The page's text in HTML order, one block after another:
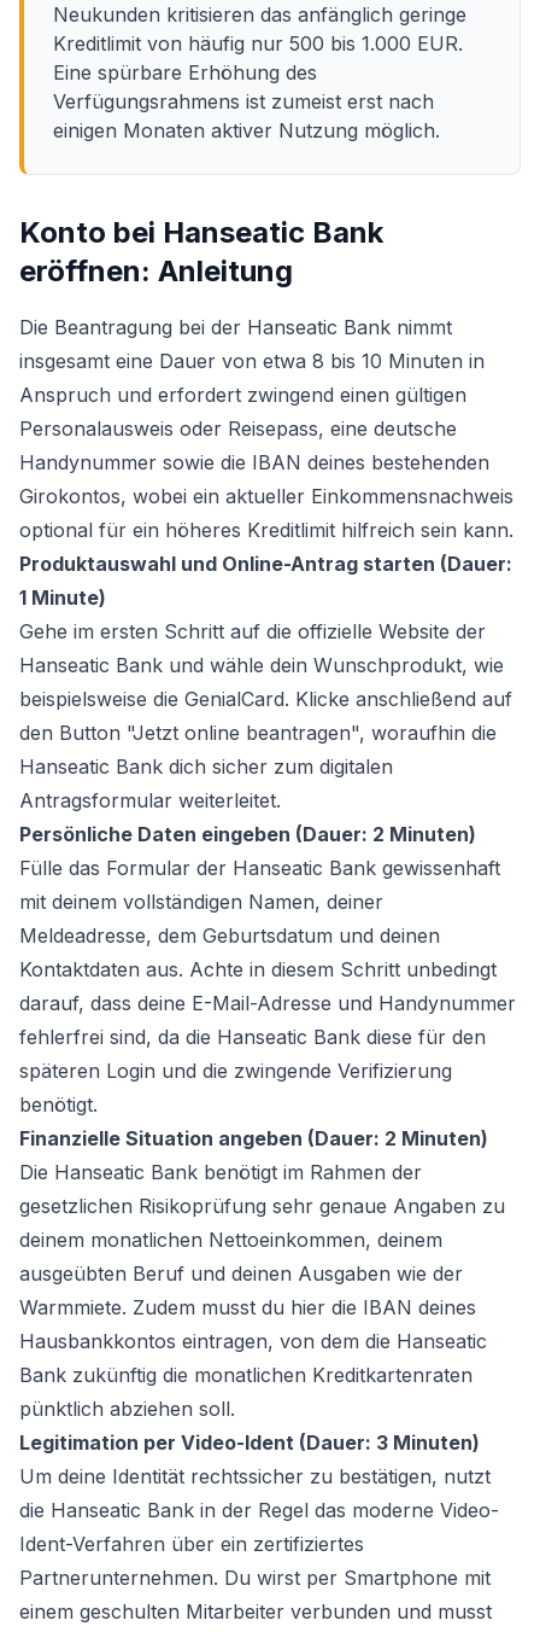
Neukunden kritisieren das anfänglich geringe
Kreditlimit von häufig nur 500 bis 1.000 EUR.
Eine spürbare Erhöhung des
Verfügungsrahmens ist zumeist erst nach
einigen Monaten aktiver Nutzung möglich.
Konto bei Hanseatic Bank
eröffnen: Anleitung
Die Beantragung bei der Hanseatic Bank nimmt
insgesamt eine Dauer von etwa 8 bis 10 Minuten in
Anspruch und erfordert zwingend einen gültigen
Personalausweis oder Reisepass, eine deutsche
Handynummer sowie die IBAN deines bestehenden
Girokontos, wobei ein aktueller Einkommensnachweis
optional für ein höheres Kreditlimit hilfreich sein kann.
Produktauswahl und Online-Antrag starten (Dauer:
1 Minute)
Gehe im ersten Schritt auf die offizielle Website der
Hanseatic Bank und wähle dein Wunschprodukt, wie
beispielsweise die GenialCard. Klicke anschließend auf
den Button "Jetzt online beantragen", woraufhin die
Hanseatic Bank dich sicher zum digitalen
Antragsformular weiterleitet.
Persönliche Daten eingeben (Dauer: 2 Minuten)
Fülle das Formular der Hanseatic Bank gewissenhaft
mit deinem vollständigen Namen, deiner
Meldeadresse, dem Geburtsdatum und deinen
Kontaktdaten aus. Achte in diesem Schritt unbedingt
darauf, dass deine E-Mail-Adresse und Handynummer
fehlerfrei sind, da die Hanseatic Bank diese für den
späteren Login und die zwingende Verifizierung
benötigt.
Finanzielle Situation angeben (Dauer: 2 Minuten)
Die Hanseatic Bank benötigt im Rahmen der
gesetzlichen Risikoprüfung sehr genaue Angaben zu
deinem monatlichen Nettoeinkommen, deinem
ausgeübten Beruf und deinen Ausgaben wie der
Warmmiete. Zudem musst du hier die IBAN deines
Hausbankkontos eintragen, von dem die Hanseatic
Bank zukünftig die monatlichen Kreditkartenraten
pünktlich abziehen soll.
Legitimation per Video-Ident (Dauer: 3 Minuten)
Um deine Identität rechtssicher zu bestätigen, nutzt
die Hanseatic Bank in der Regel das moderne Video-
Ident-Verfahren über ein zertifiziertes
Partnerunternehmen. Du wirst per Smartphone mit
einem geschulten Mitarbeiter verbunden und musst